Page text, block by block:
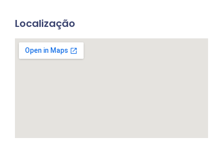
Localização